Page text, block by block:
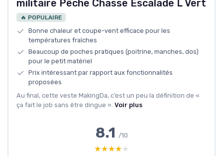
militaire Pêche Chasse Escalade L Vert
🔥 POPULAIRE
Bonne chaleur et coupe-vent efficace pour les
températures fraîches
Beaucoup de poches pratiques (poitrine, manches, dos)
pour le petit matériel
Prix intéressant par rapport aux fonctionnalités
proposées
Au final, cette veste MakingDa, c’est un peu la définition de «
ça fait le job sans être dingue ». Voir plus
8.1 /10
★★★★★
★★★★★